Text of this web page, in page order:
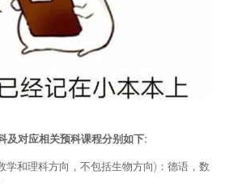
及对应相关预科课程分别如下:
学和理科方向，不包括生物方向)：德语，数